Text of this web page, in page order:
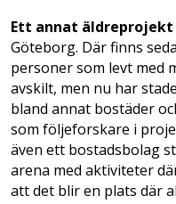
Ett annat äldreprojekt
Göteborg. Där finns
personer som levt med
avskilt, men nu har
bland annat bostäder
som följeforskare i
även ett bostadsbolag
arena med aktiviteter
att det blir en plats där